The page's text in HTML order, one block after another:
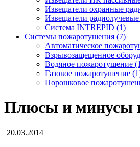
Извещатели охранные
Извещатели
Система INTREPID (1)
Системы пожаротушения (7)
Автоматическое
Взрывозащещенное
Водяное пожаротушение
Газовое пожаротушение
Порошковое
Плюсы и минусы
20.03.2014